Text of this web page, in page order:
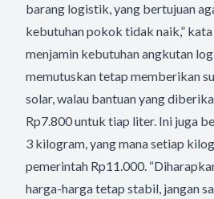
barang logistik, yang bertujuan
kebutuhan pokok tidak naik,”
menjamin kebutuhan angkutan
memutuskan tetap memberikan
solar, walau bantuan yang
Rp7.800 untuk tiap liter. Ini juga
3 kilogram, yang mana setiap
pemerintah Rp11.000.
harga-harga tetap stabil, jangan